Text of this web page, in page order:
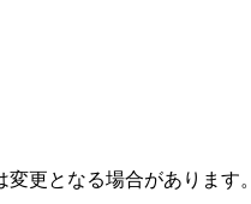
更となる場合があります。